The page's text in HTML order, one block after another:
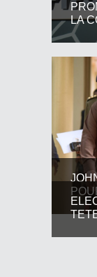
LA